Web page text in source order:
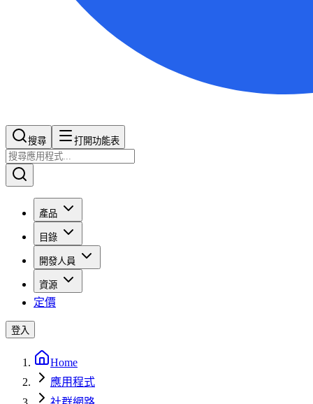
搜尋​​​​ 打開功能表
產品
目錄
開發人員
資源
定價
登入
Home
應用程式